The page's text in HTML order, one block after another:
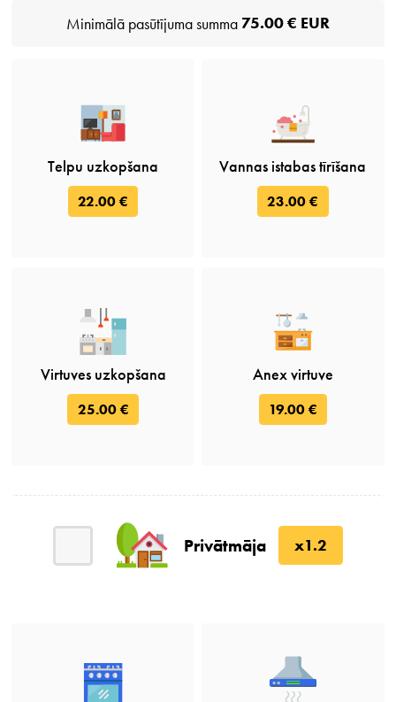
Minimālā pasūtījuma summa 75.00 € EUR
Telpu uzkopšana
22.00 €
Vannas istabas tīrīšana
23.00 €
Virtuves uzkopšana
25.00 €
Anex virtuve
19.00 €
Privātmāja x1.2